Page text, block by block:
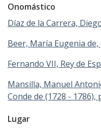
Onomástico
Díaz de la Carrera,
Beer, María Eugenia
Fernando VII, Rey de
Mansilla, Manuel
Conde de (1728 - 1786),
Lugar